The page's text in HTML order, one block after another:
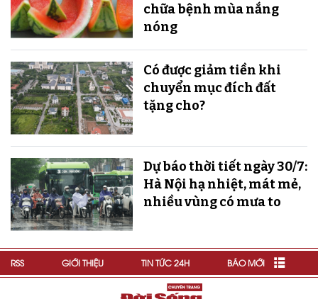
chữa bệnh mùa nắng
nóng
Có được giảm tiền khi
chuyển mục đích đất
tặng cho?
Dự báo thời tiết ngày 30/7:
Hà Nội hạ nhiệt, mát mẻ,
nhiều vùng có mưa to
RSS GIỚI THIỆU TIN TỨC 24H BÁO MỚI